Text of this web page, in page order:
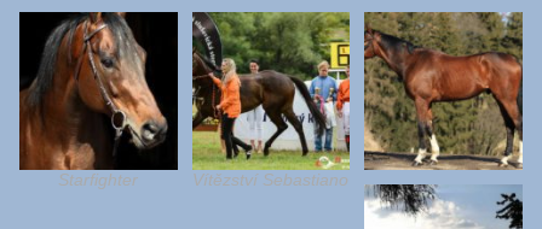
Starfighter Vítězství Sebastiano